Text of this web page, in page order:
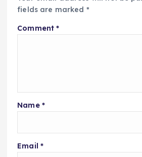
fields are marked *
Comment*
Name *
Email *